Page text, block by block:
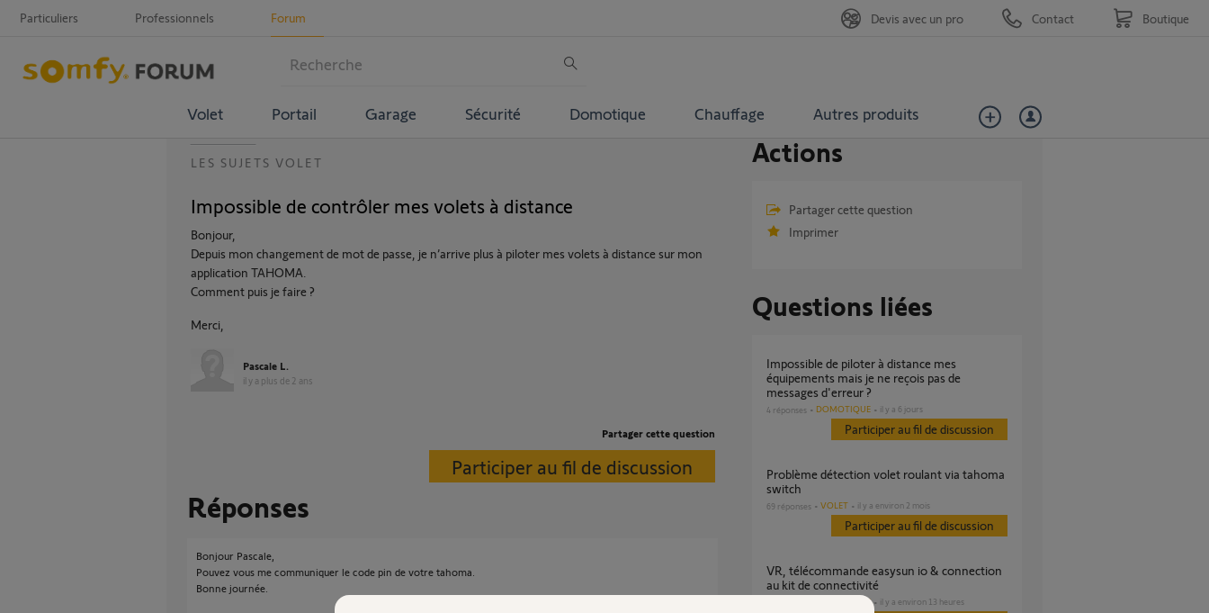
Particuliers Professionnels Forum
Volet Portail Garage Sécurité Domotique Chauffage Autres produits
Devis avec un pro Contact Boutique
LES SUJETS VOLET
Impossible de contrôler mes volets à distance
Bonjour,
Depuis mon changement de mot de passe, je n’arrive plus à piloter mes volets à distance sur mon
application TAHOMA.
Comment puis je faire ?
Merci,
Pascale L.
il y a plus de 2 ans
Partager cette question
Participer au fil de discussion
Réponses
Bonjour Pascale,
Pouvez vous me communiquer le code pin de votre tahoma.
Bonne journée.
Actions
Partager cette question
Imprimer
Questions liées
Impossible de piloter à distance mes
équipements mais je ne reçois pas de
messages d'erreur ?
4 réponses DOMOTIQUE il y a 6 jours
Participer au fil de discussion
Problème détection volet roulant via tahoma
switch
69 réponses VOLET il y a environ 2 mois
Participer au fil de discussion
VR, télécommande easysun io & connection
au kit de connectivité
DOMOTIQUE il y a environ 13 heures